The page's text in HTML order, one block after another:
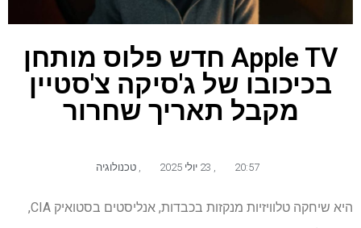
Apple TV חדש פלוס מותחן
בכיכובו של ג'סיקה צ'סטיין
מקבל תאריך שחרור
20:57 טכנולוגיה
היא שיחקה טלוויזיות מנקזות בכבדות, אנליסטים בסטואיק CIA,